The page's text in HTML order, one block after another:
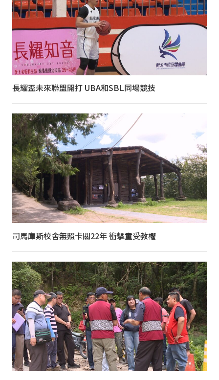
長耀盃未來聯盟開打 UBA和SBL同場競技
司馬庫斯校舍無照卡關22年 衝擊童受教權